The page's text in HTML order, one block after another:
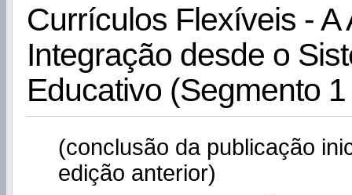
Currículos Flexíveis - A
Integração desde o
Educativo (Segmento
(conclusão da publicação
edição anterior)